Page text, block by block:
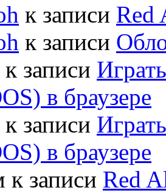
к записи Red
к записи
к записи
в браузере
к записи
в браузере
к записи Red